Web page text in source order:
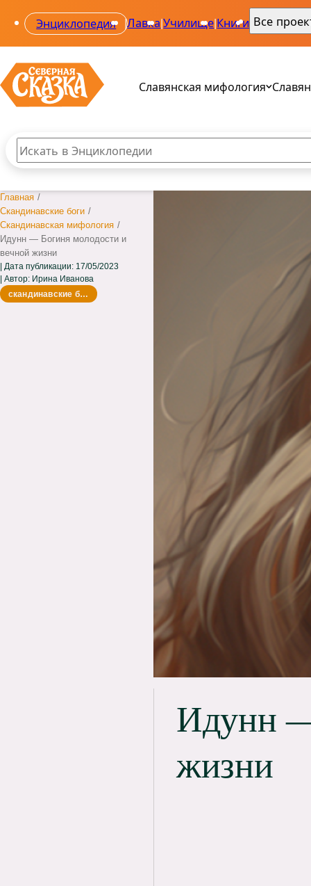
Энциклопедия |Лавка|Училище|Книги Все
Славянская мифология
Поиск по сайту
Введите текст и нажмите кнопку «Найти», чтобы
Главная /
Скандинавские боги /
Скандинавская мифология /
Идунн — Богиня молодости и
вечной жизни
Дата публикации: 17/05/2023
Автор: Ирина Иванова
скандинавские боги
Идунн —
жизни